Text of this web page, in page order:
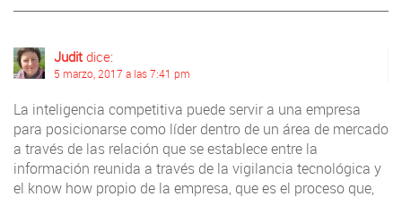
Judit dice:
5 marzo, 2017 a las 7:41 pm
La inteligencia competitiva puede servir a una empresa
para posicionarse como líder dentro de un área de mercado
a través de las relación que se establece entre la
información reunida a través de la vigilancia tecnológica y
el know how propio de la empresa, que es el proceso que,